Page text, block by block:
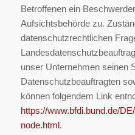
Betroffenen ein
Aufsichtsbehörde zu.
datenschutzrechtlichen
unser Unternehmen seinen
Datenschutzbeauftragten
können folgendem Link
https://www.bfdi.bund.de/
node.html.